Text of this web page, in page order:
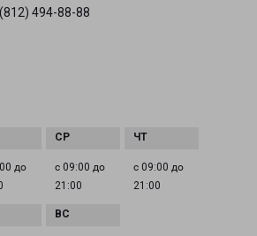
494-88-88
до
с 09:00 до
21:00
с 09:00 до
21:00